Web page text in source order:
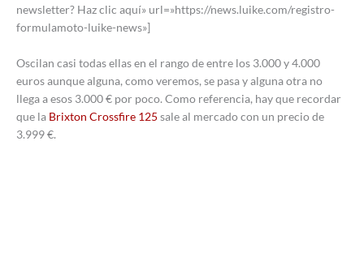
newsletter? Haz clic aquí» url=»https://news.luike.com/registro-
formulamoto-luike-news»]
Oscilan casi todas ellas en el rango de entre los 3.000 y 4.000
euros aunque alguna, como veremos, se pasa y alguna otra no
llega a esos 3.000 € por poco. Como referencia, hay que recordar
que la Brixton Crossfire 125 sale al mercado con un precio de
3.999 €.